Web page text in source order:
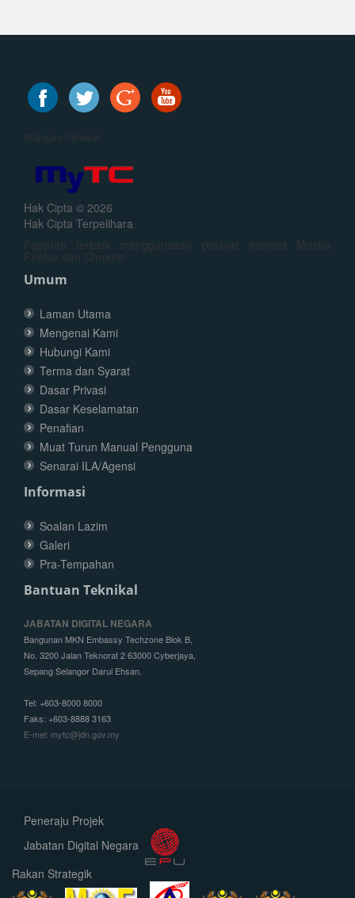
Bilangan Pelawat
Hak Cipta © 2026
Hak Cipta Terpelihara
Paparan terbaik menggunakan pelayar internet Mozilla
Firefox dan Chrome
Umum
Laman Utama
Mengenai Kami
Hubungi Kami
Terma dan Syarat
Dasar Privasi
Dasar Keselamatan
Penafian
Muat Turun Manual Pengguna
Senarai ILA/Agensi
Informasi
Soalan Lazim
Galeri
Pra-Tempahan
Bantuan Teknikal
JABATAN DIGITAL NEGARA
Bangunan MKN Embassy Techzone Blok B,
No. 3200 Jalan Teknorat 2 63000 Cyberjaya,
Sepang Selangor Darul Ehsan.
Tel: +603-8000 8000
Faks: +603-8888 3163
E-mel: mytc@jdn.gov.my
Peneraju Projek
Jabatan Digital Negara
Rakan Strategik